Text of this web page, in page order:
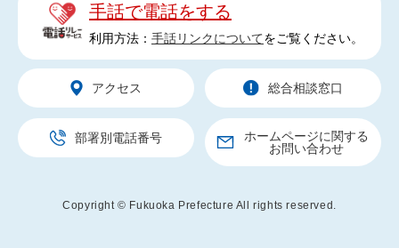
手話で電話をする
利用方法： 手話リンクについてをご覧ください。
アクセス 総合相談窓口
部署別電話番号
ホームページに関する
お問い合わせ
Copyright © Fukuoka Prefecture All rights reserved.